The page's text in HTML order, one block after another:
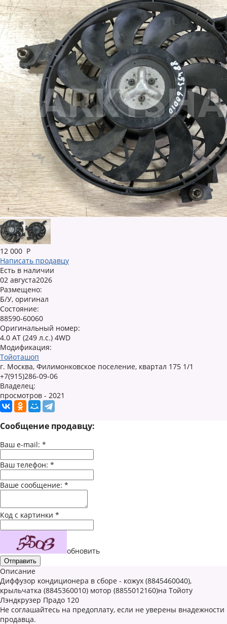
12 000 Р
Написать продавцу
Есть в наличии
02 августа2026
Размещено:
Б/У, оригинал
Состояние:
88590-60060
Оригинальный номер:
4.0 AT (249 л.с.) 4WD
Модификация:
Тойоташоп
г. Москва, Филимонковское поселение, квартал 175 1/1
+7(915)286-09-06
Владелец:
просмотров - 2021
Сообщение продавцу:
Ваш e-mail: *
Ваш телефон: *
Ваше сообщение: *
Код с картинки *
обновить
Описание
Диффузор кондиционера в сборе - кожух (8845460040),
крыльчатка (8845360010) мотор (8855012160)на Тойоту
Лэндкрузер Прадо 120
Не соглашайтесь на предоплату, если не уверены внадежности
продавца.